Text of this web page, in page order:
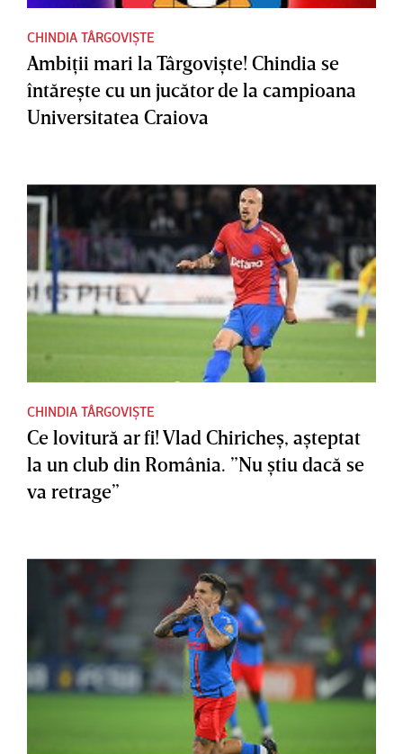
CHINDIA TÂRGOVIȘTE
Ambiţii mari la Târgovişte! Chindia se
întăreşte cu un jucător de la campioana
Universitatea Craiova
CHINDIA TÂRGOVIȘTE
Ce lovitură ar fi! Vlad Chiricheş, aşteptat
la un club din România. ”Nu ştiu dacă se
va retrage”